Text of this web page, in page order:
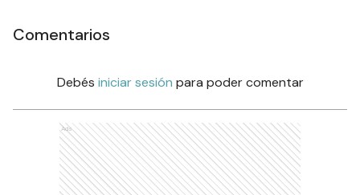
Comentarios
Debés iniciar sesión para poder comentar
Ads